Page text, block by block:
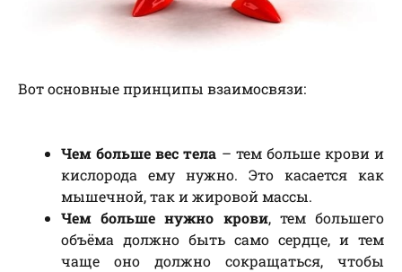
Вот основные принципы взаимосвязи:
Чем больше вес тела – тем больше крови и
кислорода ему нужно. Это касается как
мышечной, так и жировой массы.
Чем больше нужно крови, тем большего
объёма должно быть само сердце, и тем
чаще оно должно сокращаться, чтобы